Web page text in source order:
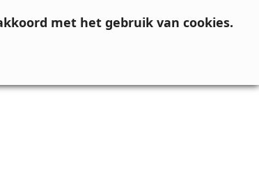
met het gebruik van cookies.